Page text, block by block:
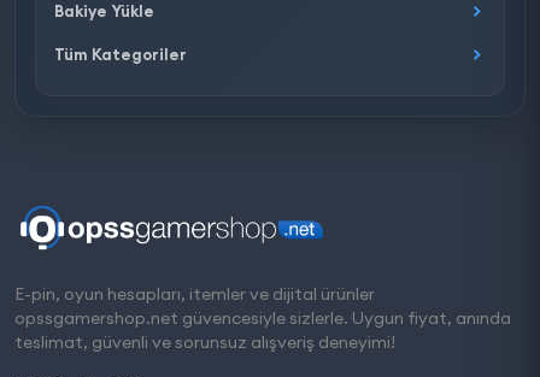
Bakiye Yükle
Tüm Kategoriler
E-pin, oyun hesapları, itemler ve dijital ürünler
opssgamershop.net güvencesiyle sizlerle. Uygun fiyat, anında
teslimat, güvenli ve sorunsuz alışveriş deneyimi!